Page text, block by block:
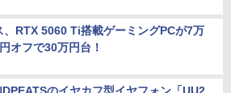
、RTX 5060 Ti搭載ゲーミングPCが7万
オフで30万円台！